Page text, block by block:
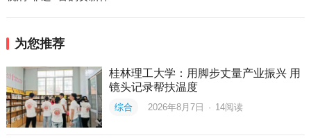
为您推荐
桂林理工大学：用脚步丈量产业振兴 用
镜头记录帮扶温度
综合 2026年8月7日 · 14阅读